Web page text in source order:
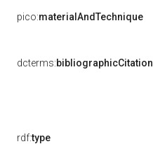
pico:materialAndTechnique
dcterms:bibliographicCitation
rdf:type